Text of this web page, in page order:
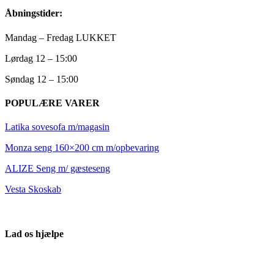
Åbningstider:
Mandag – Fredag LUKKET
Lørdag 12 – 15:00
Søndag 12 – 15:00
POPULÆRE VARER
Latika sovesofa m/magasin
Monza seng 160×200 cm m/opbevaring
ALIZE Seng m/ gæsteseng
Vesta Skoskab
Lad os hjælpe